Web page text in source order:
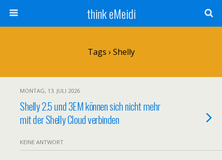
think eMeidi
Tags › Shelly
MONTAG, 13. JULI 2026
Shelly 2.5 und 3EM können sich nicht mehr
mit der Shelly Cloud verbinden
KEINE ANTWORT